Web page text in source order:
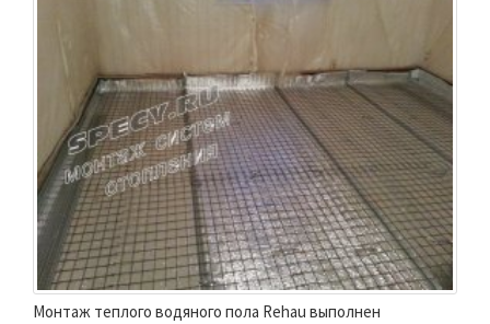
Монтаж теплого водяного пола Rehau выполнен